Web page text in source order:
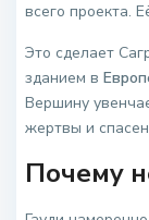
всего проекта.
Это сделает
зданием в
Вершину
жертвы и
Почему